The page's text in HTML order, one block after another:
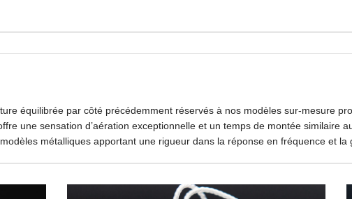
Ce site utilise Akismet pour
équilibrée par côté précédemment réservés à nos modèles sur-mesure
une sensation d’aération exceptionnelle et un temps de montée similaire
métalliques apportant une rigueur dans la réponse en fréquence et la